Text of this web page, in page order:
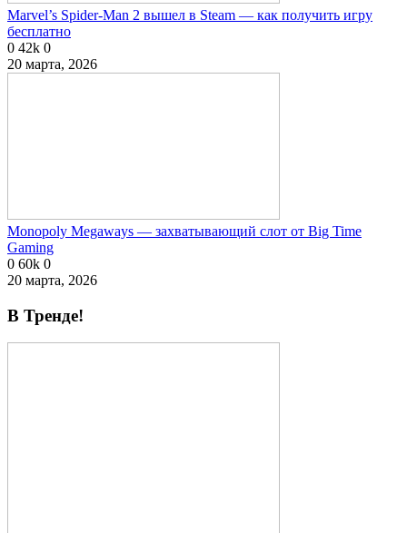
Marvel’s Spider-Man 2 вышел в Steam — как получить игру
бесплатно
0 42k 0
20 марта, 2026
Monopoly Megaways — захватывающий слот от Big Time
Gaming
0 60k 0
20 марта, 2026
В Тренде!